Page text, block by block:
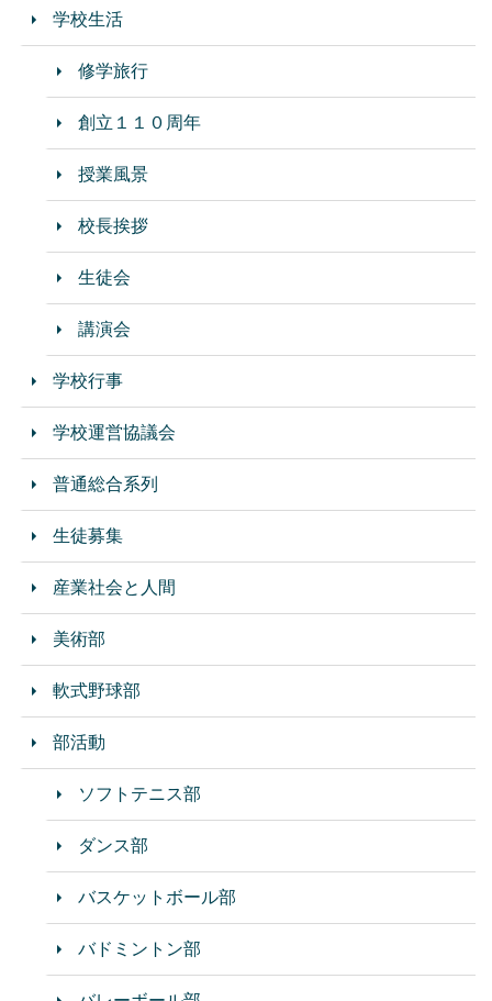
学校生活
修学旅行
創立１１０周年
授業風景
校長挨拶
生徒会
講演会
学校行事
学校運営協議会
普通総合系列
生徒募集
産業社会と人間
美術部
軟式野球部
部活動
ソフトテニス部
ダンス部
バスケットボール部
バドミントン部